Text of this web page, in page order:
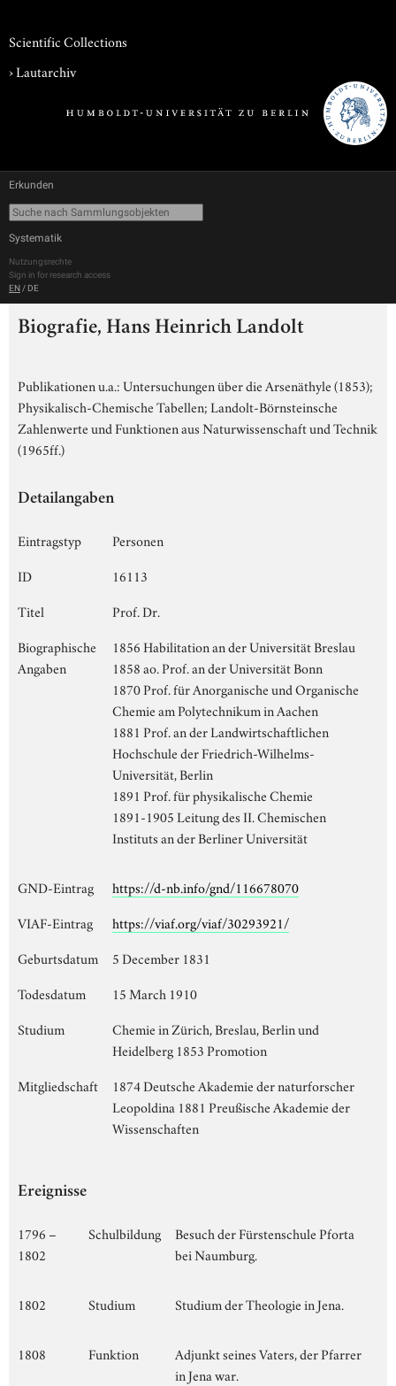
Scientific Collections
›Lautarchiv
Erkunden
Systematik
Nutzungsrechte
Sign in for research access
EN / DE
Biografie, Hans Heinrich Landolt
Publikationen u.a.: Untersuchungen über die Arsenäthyle (1853);
Physikalisch-Chemische Tabellen; Landolt-Börnsteinsche
Zahlenwerte und Funktionen aus Naturwissenschaft und Technik
(1965ff.)
Detailangaben
Eintragstyp
Personen
ID
16113
Titel
Prof. Dr.
Biographische
Angaben
1856 Habilitation an der Universität Breslau
1858 ao. Prof. an der Universität Bonn
1870 Prof. für Anorganische und Organische
Chemie am Polytechnikum in Aachen
1881 Prof. an der Landwirtschaftlichen
Hochschule der Friedrich-Wilhelms-
Universität, Berlin
1891 Prof. für physikalische Chemie
1891-1905 Leitung des II. Chemischen
Instituts an der Berliner Universität
GND-Eintrag
https://d-nb.info/gnd/116678070
VIAF-Eintrag
https://viaf.org/viaf/30293921/
Geburtsdatum
5 December 1831
Todesdatum
15 March 1910
Studium
Chemie in Zürich, Breslau, Berlin und
Heidelberg 1853 Promotion
Mitgliedschaft
1874 Deutsche Akademie der naturforscher
Leopoldina 1881 Preußische Akademie der
Wissenschaften
Ereignisse
1796 –
1802
Schulbildung
Besuch der Fürstenschule Pforta
bei Naumburg.
1802 Studium Studium der Theologie in Jena.
1808 Funktion
Adjunkt seines Vaters, der Pfarrer
in Jena war.